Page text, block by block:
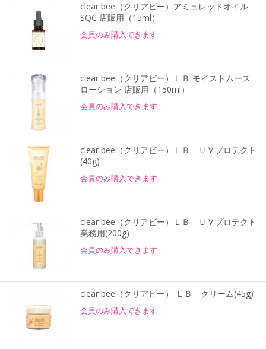
clear bee（クリアビー）アミュレットオイル
SQC 店販用（15ml）
会員のみ購入できます
clear bee（クリアビー）ＬＢ モイストムース
ローション 店販用（150ml）
会員のみ購入できます
clear bee（クリアビー）ＬＢ ＵＶプロテクト
(40g)
会員のみ購入できます
clear bee（クリアビー）ＬＢ ＵＶプロテクト
業務用(200g)
会員のみ購入できます
clear bee（クリアビー） ＬＢ クリーム(45g)
会員のみ購入できます